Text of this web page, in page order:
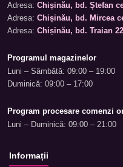
Adresa: Chișinău, bd. Ștefan
Adresa: Chișinău, bd. Mircea
Adresa: Chișinău, bd. Traian 22
Programul magazinelor
Luni – Sâmbătă: 09:00 – 19:00
Duminică: 09:00 – 17:00
Program procesare comenzi
Luni – Duminică: 09:00 – 21:00
Informații